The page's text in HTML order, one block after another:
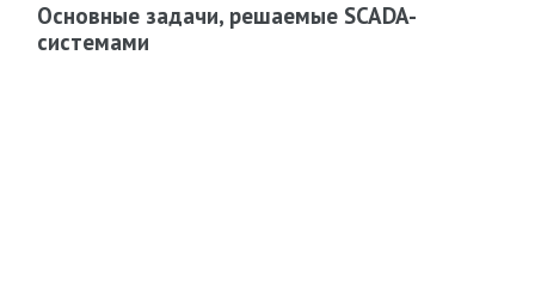
Основные задачи, решаемые SCADA-
системами